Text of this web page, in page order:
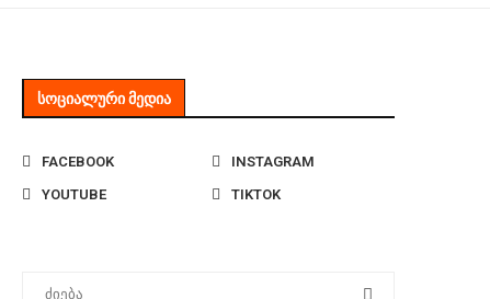
ᲡᲝᲪᲘᲐᲚᲣᲠᲘ ᲛᲔᲓᲘᲐ
FACEBOOK
INSTAGRAM
YOUTUBE
TIKTOK